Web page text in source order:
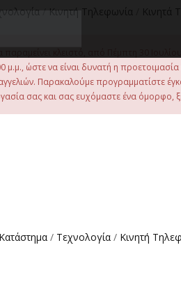
/ Κινητή Τηλεφωνία Κινητά
μ.μ., ώστε να είναι δυνατή η
Παρακαλούμε προγραμματίστε
σας και σας ευχόμαστε ένα όμορφο,
Κατάστημα / Τεχνολογία / Κινητή